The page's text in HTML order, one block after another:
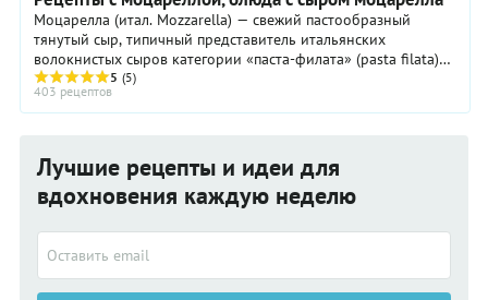
Моцарелла (итал. Mozzarella) — свежий пастообразный
тянутый сыр, типичный представитель итальянских
волокнистых сыров категории «паста-филата» (pasta filata)
родом с Юга Италии. Сегодня моцареллу из ...
5 (5)
403 рецептов
Лучшие рецепты и идеи для
вдохновения каждую неделю